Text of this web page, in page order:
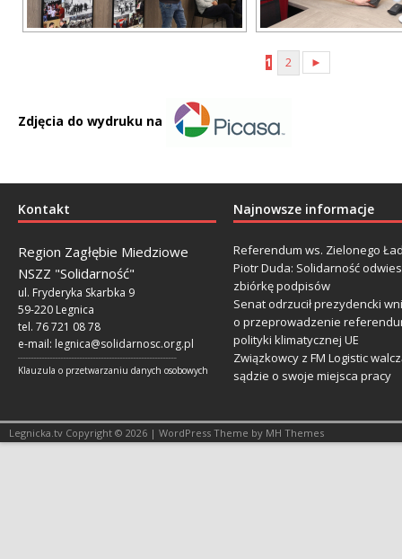
1 2 ►
Zdjęcia do wydruku na
Kontakt
Region Zagłębie Miedziowe
NSZZ "Solidarność"
ul. Fryderyka Skarbka 9
59-220 Legnica
tel. 76 721 08 78
e-mail: legnica@solidarnosc.org.pl
Klauzula o przetwarzaniu danych osobowych
Najnowsze informacje
Referendum ws. Zielonego
Piotr Duda: Solidarność
zbiórkę podpisów
Senat odrzucił prezydencki
o przeprowadzenie
polityki klimatycznej UE
Związkowcy z FM Logistic
sądzie o swoje miejsca pracy
Legnicka.tv Copyright © 2026 | WordPress Theme by MH Themes